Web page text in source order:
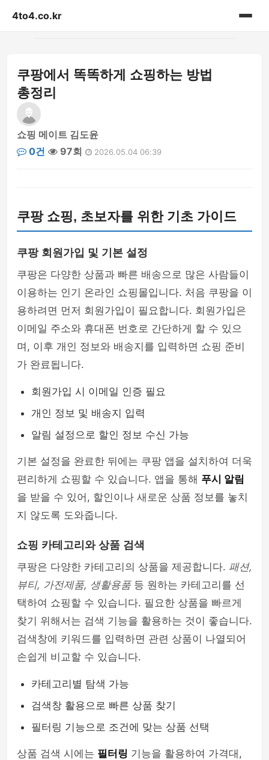
4to4.co.kr
게시판
쿠팡에서 똑똑하게 쇼핑하는 방법
총정리
쇼핑 메이트 김도윤
0건
97회 2026.05.04 06:39
쿠팡 쇼핑, 초보자를 위한 기초 가이드
쿠팡 회원가입 및 기본 설정
쿠팡은 다양한 상품과 빠른 배송으로 많은 사람들이
이용하는 인기 온라인 쇼핑몰입니다. 처음 쿠팡을 이
용하려면 먼저 회원가입이 필요합니다. 회원가입은
이메일 주소와 휴대폰 번호로 간단하게 할 수 있으
며, 이후 개인 정보와 배송지를 입력하면 쇼핑 준비
가 완료됩니다.
회원가입 시 이메일 인증 필요
개인 정보 및 배송지 입력
알림 설정으로 할인 정보 수신 가능
기본 설정을 완료한 뒤에는 쿠팡 앱을 설치하여 더욱
편리하게 쇼핑할 수 있습니다. 앱을 통해 푸시 알림
을 받을 수 있어, 할인이나 새로운 상품 정보를 놓치
지 않도록 도와줍니다.
쇼핑 카테고리와 상품 검색
쿠팡은 다양한 카테고리의 상품을 제공합니다. 패션,
뷰티, 가전제품, 생활용품등 원하는 카테고리를 선
택하여 쇼핑할 수 있습니다. 필요한 상품을 빠르게
찾기 위해서는 검색 기능을 활용하는 것이 좋습니다.
검색창에 키워드를 입력하면 관련 상품이 나열되어
손쉽게 비교할 수 있습니다.
카테고리별 탐색 가능
검색창 활용으로 빠른 상품 찾기
필터링 기능으로 조건에 맞는 상품 선택
상품 검색 시에는 필터링 기능을 활용하여 가격대,